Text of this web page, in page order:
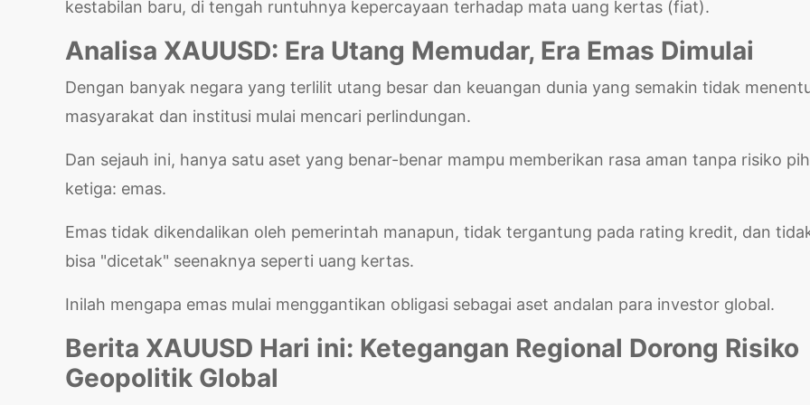
kestabilan baru, di tengah runtuhnya kepercayaan terhadap mata uang kertas (fiat).
Analisa XAUUSD: Era Utang Memudar, Era Emas Dimulai
Dengan banyak negara yang terlilit utang besar dan keuangan dunia yang semakin tidak
masyarakat dan institusi mulai mencari perlindungan.
Dan sejauh ini, hanya satu aset yang benar-benar mampu memberikan rasa aman tanpa risiko
ketiga: emas.
Emas tidak dikendalikan oleh pemerintah manapun, tidak tergantung pada rating kredit, dan
bisa "dicetak" seenaknya seperti uang kertas.
Inilah mengapa emas mulai menggantikan obligasi sebagai aset andalan para investor global.
Berita XAUUSD Hari ini: Ketegangan Regional Dorong Risiko
Geopolitik Global